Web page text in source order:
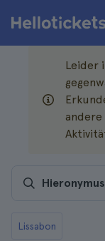
Leider
Lissabon